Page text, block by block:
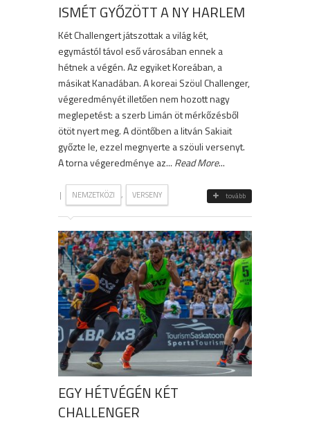
ISMÉT GYŐZÖTT A NY HARLEM
Két Challengert játszottak a világ két,
egymástól távol eső városában ennek a
hétnek a végén. Az egyiket Koreában, a
másikat Kanadában. A koreai Szöul Challenger,
végeredményét illetően nem hozott nagy
meglepetést: a szerb Limán öt mérkőzésből
ötöt nyert meg. A döntőben a litván Sakiait
győzte le, ezzel megnyerte a szöuli versenyt.
A torna végeredménye az... Read More...
| NEMZETKÖZI , VERSENY tovább
EGY HÉTVÉGÉN KÉT
CHALLENGER